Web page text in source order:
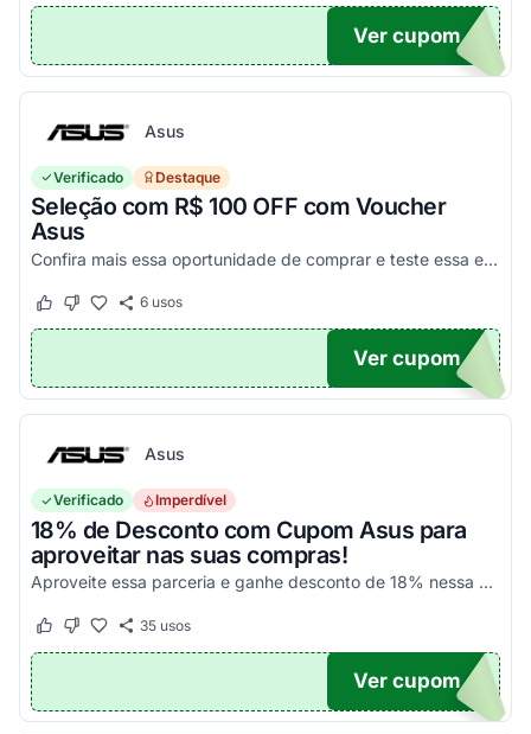
100
Ver cupom
Asus
Verificado Destaque
Seleção com R$ 100 OFF com Voucher
Asus
Confira mais essa oportunidade de comprar e teste essa economia! - E1504FA-NJ1291
Este cupom funcionou
Este cupom não funcionou
6usos
100
Ver cupom
Asus
Verificado Imperdível
18% de Desconto com Cupom Asus para
aproveitar nas suas compras!
Aproveite essa parceria e ganhe desconto de 18% nessa seleção. Corra que é por tempo limitado!
Este cupom funcionou
Este cupom não funcionou
35usos
US
Ver cupom